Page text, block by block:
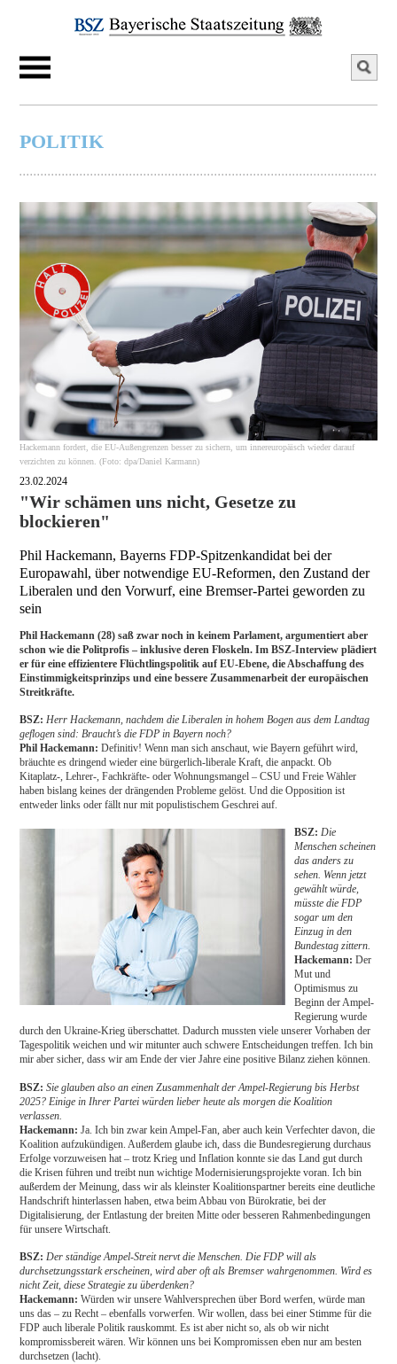
POLITIK
Hackemann fordert, die EU-Außengrenzen besser zu sichern, um innereuropäisch wieder darauf
verzichten zu können. (Foto: dpa/Daniel Karmann)
23.02.2024
"Wir schämen uns nicht, Gesetze zu
blockieren"
Phil Hackemann, Bayerns FDP-Spitzenkandidat bei der
Europawahl, über notwendige EU-Reformen, den Zustand der
Liberalen und den Vorwurf, eine Bremser-Partei geworden zu
sein
Phil Hackemann (28) saß zwar noch in keinem Parlament, argumentiert aber
schon wie die Politprofis – inklusive deren Floskeln. Im BSZ-Interview plädiert
er für eine effizientere Flüchtlingspolitik auf EU-Ebene, die Abschaffung des
Einstimmigkeitsprinzips und eine bessere Zusammenarbeit der europäischen
Streitkräfte.
BSZ: Herr Hackemann, nachdem die Liberalen in hohem Bogen aus dem Landtag
geflogen sind: Braucht’s die FDP in Bayern noch?
Phil Hackemann: Definitiv! Wenn man sich anschaut, wie Bayern geführt wird,
bräuchte es dringend wieder eine bürgerlich-liberale Kraft, die anpackt. Ob
Kitaplatz-, Lehrer-, Fachkräfte- oder Wohnungsmangel – CSU und Freie Wähler
haben bislang keines der drängenden Probleme gelöst. Und die Opposition ist
entweder links oder fällt nur mit populistischem Geschrei auf.
BSZ: Die
Menschen scheinen
das anders zu
sehen. Wenn jetzt
gewählt würde,
müsste die FDP
sogar um den
Einzug in den
Bundestag zittern.
Hackemann: Der
Mut und
Optimismus zu
Beginn der Ampel-
Regierung wurde
durch den Ukraine-Krieg überschattet. Dadurch mussten viele unserer Vorhaben der
Tagespolitik weichen und wir mitunter auch schwere Entscheidungen treffen. Ich bin
mir aber sicher, dass wir am Ende der vier Jahre eine positive Bilanz ziehen können.
BSZ: Sie glauben also an einen Zusammenhalt der Ampel-Regierung bis Herbst
2025? Einige in Ihrer Partei würden lieber heute als morgen die Koalition
verlassen.
Hackemann: Ja. Ich bin zwar kein Ampel-Fan, aber auch kein Verfechter davon, die
Koalition aufzukündigen. Außerdem glaube ich, dass die Bundesregierung durchaus
Erfolge vorzuweisen hat – trotz Krieg und Inflation konnte sie das Land gut durch
die Krisen führen und treibt nun wichtige Modernisierungsprojekte voran. Ich bin
außerdem der Meinung, dass wir als kleinster Koalitionspartner bereits eine deutliche
Handschrift hinterlassen haben, etwa beim Abbau von Bürokratie, bei der
Digitalisierung, der Entlastung der breiten Mitte oder besseren Rahmenbedingungen
für unsere Wirtschaft.
BSZ: Der ständige Ampel-Streit nervt die Menschen. Die FDP will als
durchsetzungsstark erscheinen, wird aber oft als Bremser wahrgenommen. Wird es
nicht Zeit, diese Strategie zu überdenken?
Hackemann: Würden wir unsere Wahlversprechen über Bord werfen, würde man
uns das – zu Recht – ebenfalls vorwerfen. Wir wollen, dass bei einer Stimme für die
FDP auch liberale Politik rauskommt. Es ist aber nicht so, als ob wir nicht
kompromissbereit wären. Wir können uns bei Kompromissen eben nur am besten
durchsetzen (lacht).